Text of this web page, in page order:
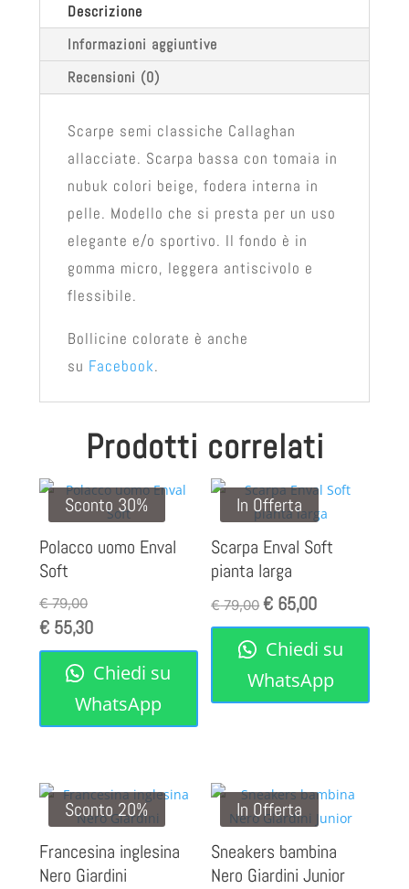
Descrizione
Informazioni aggiuntive
Recensioni (0)
Scarpe semi classiche Callaghan
allacciate. Scarpa bassa con tomaia in
nubuk colori beige, fodera interna in
pelle. Modello che si presta per un uso
elegante e/o sportivo. Il fondo è in
gomma micro, leggera antiscivolo e
flessibile.
Bollicine colorate è anche
su Facebook.
Prodotti correlati
Sconto 30%
Polacco uomo Enval
Soft
€79,00
€55,30
Chiedi su
WhatsApp
In Offerta
Scarpa Enval Soft
pianta larga
€79,00Il
prezzo
originale
era:
€ 79,00.
€ 65,00Il
prezzo
attuale
è:
€ 65,00.
Chiedi su
WhatsApp
Sconto 20%
Francesina inglesina
Nero Giardini
In Offerta
Sneakers bambina
Nero Giardini Junior